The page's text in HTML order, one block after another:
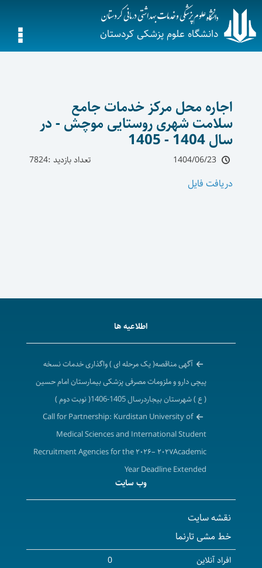
دانشگاه علوم پزشکی کردستان
اجاره محل مرکز خدمات جامع
سلامت شهری روستایی موچش - در
سال 1404 - 1405
تعداد بازدید :7824
دریافت فایل
اطلاعیه ها
آگهی مناقصه( یک مرحله ای ) واگذاری خدمات نسخه
پیچی دارو و ملزومات مصرفی پزشکی بیمارستان امام حسین
( ع ) شهرستان بیجاردرسال 1405-1406( نوبت دوم )
Call for Partnership: Kurdistan University of
Medical Sciences and International Student
Recruitment Agencies for the ۲۰۲۶– ۲۰۲۷Academic
Year Deadline Extended
تمدید فراخوان همکاری دانشگاه علوم پزشکی و خدمات
۲۰۲۷-۲۰۲۶ میلادی)
آگهی مزایده واگذاری محل داروخانه و ارائه خدمات دارویی
وب سایت
نقشه سایت
خط مشی تارنما
افراد آنلاین
0